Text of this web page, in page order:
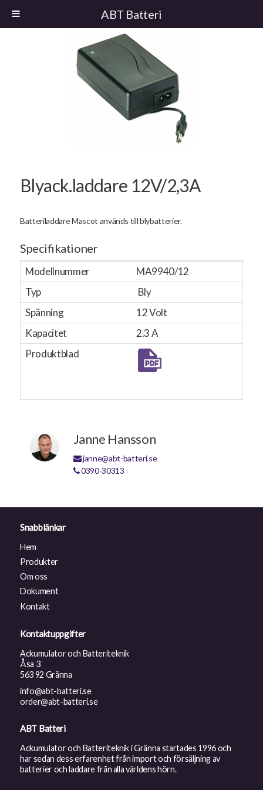
Blyack.laddare 12V/2,3A
Batteriladdare Mascot används till blybatterier.
Specifikationer
Modellnummer
MA9940/12
Typ
Bly
Spänning
12 Volt
Kapacitet
2.3 A
Produktblad
Janne Hansson
janne@abt-batteri.se
0390-30313
Snabblänkar
Hem
Produkter
Om oss
Dokument
Kontakt
Kontaktuppgifter
Ackumulator och Batteriteknik
Åsa 3
563 92 Gränna
info@abt-batteri.se
order@abt-batteri.se
ABT Batteri
Ackumulator och Batteriteknik i Gränna startades 1996 och
har sedan dess erfarenhet från import och försäljning av
batterier och laddare från alla världens hörn.
ABT Batteri